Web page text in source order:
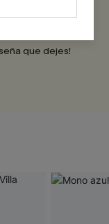
que dejes!